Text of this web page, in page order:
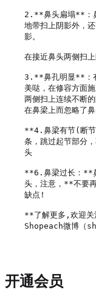
2.**鼻头扁塌**：
地带扫上阴影外，
影。
在接近鼻头两侧扫
3.**鼻孔明显**：
美哒，在修容方面
两侧扫上连续不断
在鼻梁上而忽略了鼻
**4.鼻梁有节(断节
条，跳过起节部分
头
**6.鼻梁过长：**
头，注意，**不要
缺点!
**了解更多,欢迎关
开通会员